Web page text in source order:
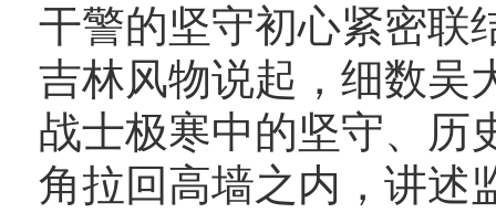
干警的坚守初心紧密联
吉林风物说起，细数吴
战士极寒中的坚守、历
角拉回高墙之内，讲述